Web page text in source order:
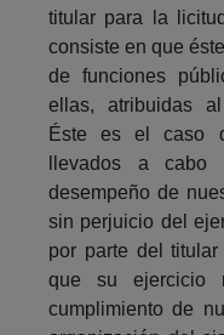
titular para la
consiste en que
de funciones
ellas, atribuidas
Éste es el caso
llevados a cabo
desempeño de
sin perjuicio del
por parte del
que su ejercicio
cumplimiento de